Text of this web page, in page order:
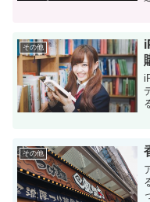
その他
その他